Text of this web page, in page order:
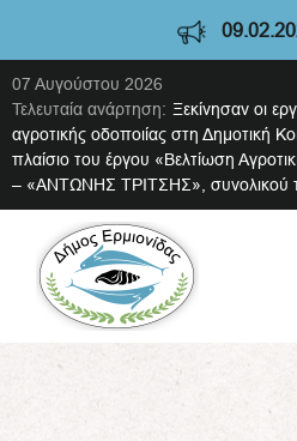
09.02.2024
07 Αυγούστου 2026
Τελευταία ανάρτηση: Ξεκίνησαν οι
αγροτικής οδοποιίας στη Δημοτική
πλαίσιο του έργου «Βελτίωση
– «ΑΝΤΩΝΗΣ ΤΡΙΤΣΗΣ», συνολικού